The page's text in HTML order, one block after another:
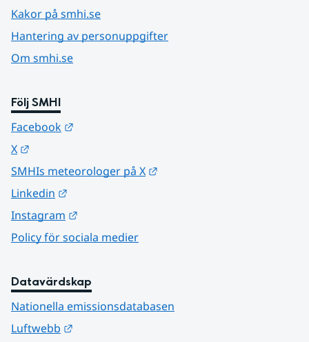
Kakor på smhi.se
Hantering av personuppgifter
Om smhi.se
Följ SMHI
Facebook
X
SMHIs meteorologer på X
Linkedin
Instagram
Policy för sociala medier
Datavärdskap
Nationella emissionsdatabasen
Luftwebb